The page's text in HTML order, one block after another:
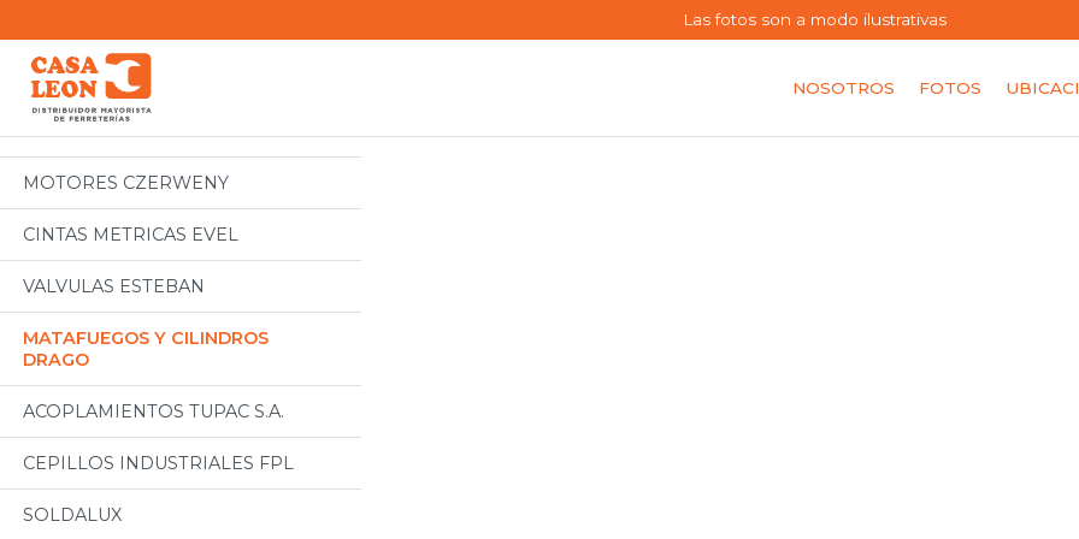
Las fotos son a modo ilustrativas
NOSOTROS FOTOS
Categorias
Todos
MOTORES CZERWENY
CINTAS METRICAS EVEL
VALVULAS ESTEBAN
MATAFUEGOS Y CILINDROS
DRAGO
ACOPLAMIENTOS TUPAC S.A.
CEPILLOS INDUSTRIALES FPL
SOLDALUX